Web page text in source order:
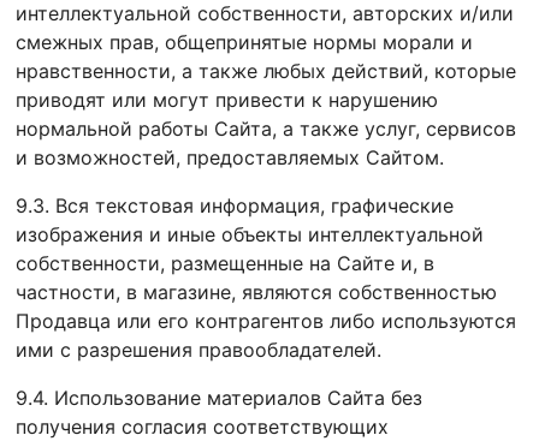
интеллектуальной собственности, авторских и/или
смежных прав, общепринятые нормы морали и
нравственности, а также любых действий, которые
приводят или могут привести к нарушению
нормальной работы Сайта, а также услуг, сервисов
и возможностей, предоставляемых Сайтом.
9.3. Вся текстовая информация, графические
изображения и иные объекты интеллектуальной
собственности, размещенные на Сайте и, в
частности, в магазине, являются собственностью
Продавца или его контрагентов либо используются
ими с разрешения правообладателей.
9.4. Использование материалов Сайта без
получения согласия соответствующих